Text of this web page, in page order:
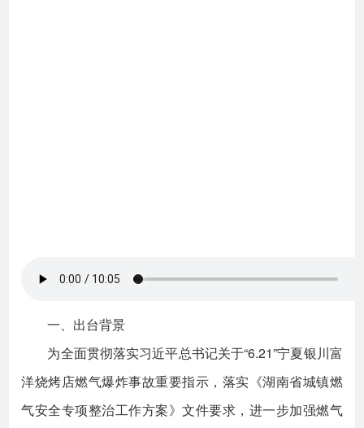
一、出台背景
为全面贯彻落实习近平总书记关于“6.21”宁夏银川富
洋烧烤店燃气爆炸事故重要指示，落实《湖南省城镇燃
气安全专项整治工作方案》文件要求，进一步加强燃气